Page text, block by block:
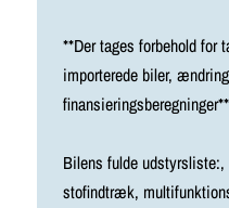
**Der tages forbehold for
importerede biler,
finansieringsberegninger**
Bilens fulde
stofindtræk,